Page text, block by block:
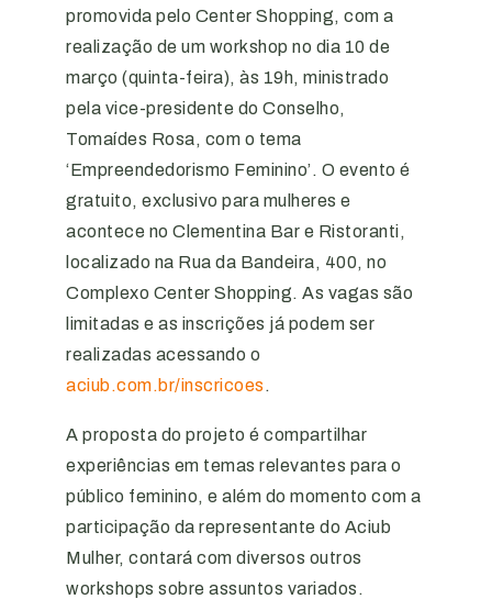
promovida pelo Center Shopping, com a
realização de um workshop no dia 10 de
março (quinta-feira), às 19h, ministrado
pela vice-presidente do Conselho,
Tomaídes Rosa, com o tema
‘Empreendedorismo Feminino’. O evento é
gratuito, exclusivo para mulheres e
acontece no Clementina Bar e Ristoranti,
localizado na Rua da Bandeira, 400, no
Complexo Center Shopping. As vagas são
limitadas e as inscrições já podem ser
realizadas acessando o
aciub.com.br/inscricoes .
A proposta do projeto é compartilhar
experiências em temas relevantes para o
público feminino, e além do momento com a
participação da representante do Aciub
Mulher, contará com diversos outros
workshops sobre assuntos variados.